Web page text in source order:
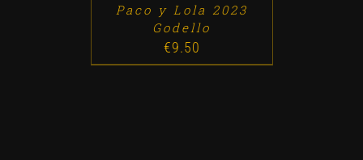
Paco y Lola 2023
Godello
€9.50